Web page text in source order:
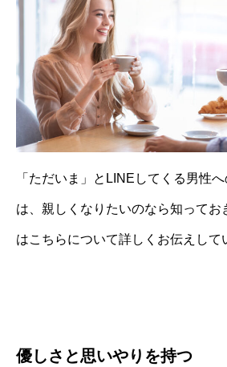
「ただいま」とLINEしてくる男性
は、親しくなりたいのなら知ってお
はこちらについて詳しくお伝えして
優しさと思いやりを持つ